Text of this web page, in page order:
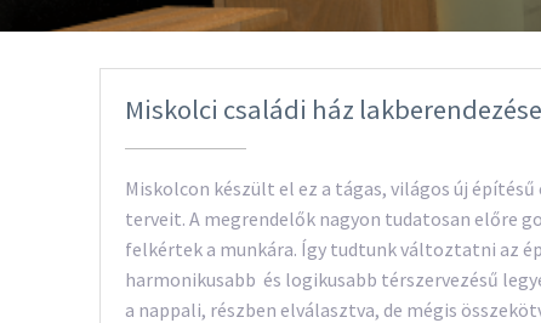
Miskolci családi ház lakberendezése
Miskolcon készült el ez a tágas, világos új
terveit. A megrendelők nagyon tudatosan előre
felkértek a munkára. Így tudtunk változtatni az
harmonikusabb és logikusabb térszervezésű
a nappali, részben elválasztva, de mégis